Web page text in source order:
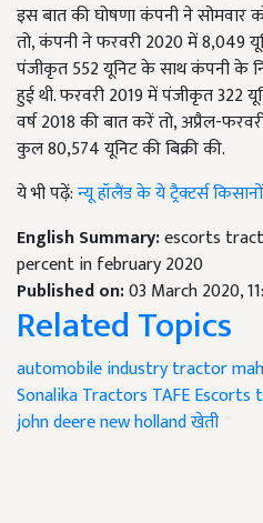
इस बात की घोषणा कंपनी ने सोमवार
तो, कंपनी ने फरवरी 2020 में 8,049
पंजीकृत 552 यूनिट के साथ कंपनी के
हुई थी. फरवरी 2019 में पंजीकृत 322
वर्ष 2018 की बात करें तो, अप्रैल-
कुल 80,574 यूनिट की बिक्री की.
ये भी पढ़ें:न्यू हॉलैंड के ये ट्रैक्टर्स
English Summary:escorts
percent in february 2020
Published on:03 March 2020,
Related Topics
automobile industrytractor
Sonalika Tractors TAFEEscorts
john deerenew hollandखेती